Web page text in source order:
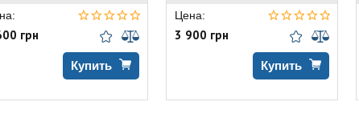
грн
Купить
Цена:
3 900 грн
Купить